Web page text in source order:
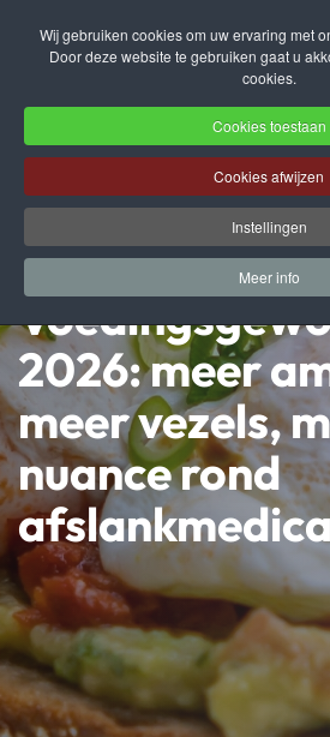
Wij gebruiken cookies om uw ervaring met
Door deze website te gebruiken gaat u
cookies.
Cookies toestaan
Cookies afwijzen
Instellingen
Meer info
Terug naar hoofdinhoud
2026: meer
meer vezels,
nuance rond